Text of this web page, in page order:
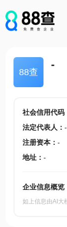
88查
-
社会信用代码
法定代表人 ： -
注册资本： -
地址： -
企业信息概览
如上信息由AI大